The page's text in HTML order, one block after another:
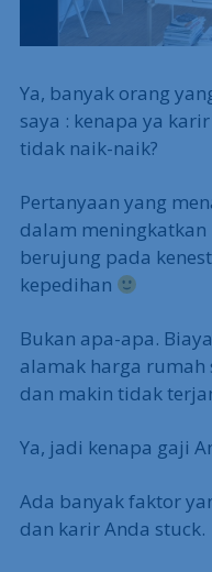
Ya, banyak orang
saya : kenapa ya
tidak naik-naik?
Pertanyaan yang
dalam
berujung pada
kepedihan
Bukan apa-apa.
alamak harga
dan makin tidak
Ya, jadi kenapa gaji
Ada banyak faktor
dan karir Anda stuck.